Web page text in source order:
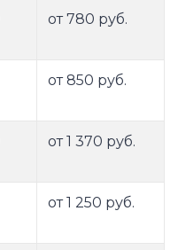
от 780 руб.
от 850 руб.
от 1 370 руб.
от 1 250 руб.